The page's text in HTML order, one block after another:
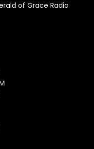
of Grace Radio